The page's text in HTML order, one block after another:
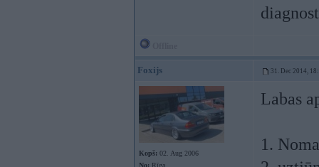
Foxijs 31. Dec 2014,
Kopš: 02. Aug 2006
No: Rīga
Labas
1.